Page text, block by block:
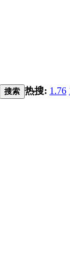
搜索 热搜: 1.76